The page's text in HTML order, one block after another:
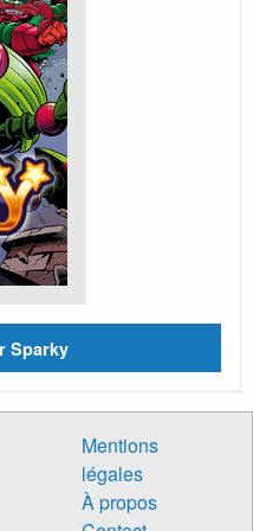
Sparky
Mentions
légales
À propos